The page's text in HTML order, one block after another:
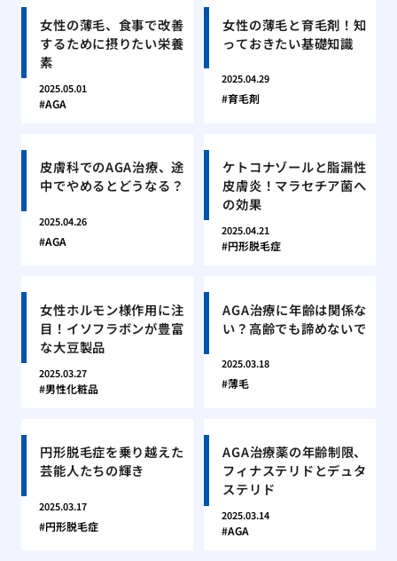
女性の薄毛、食事で改善
するために摂りたい栄養
素
2025.05.01
AGA
女性の薄毛と育毛剤！知
っておきたい基礎知識
2025.04.29
育毛剤
皮膚科でのAGA治療、途
中でやめるとどうなる？
2025.04.26
AGA
ケトコナゾールと脂漏性
皮膚炎！マラセチア菌へ
の効果
2025.04.21
円形脱毛症
女性ホルモン様作用に注
目！イソフラボンが豊富
な大豆製品
2025.03.27
男性化粧品
AGA治療に年齢は関係な
い？高齢でも諦めないで
2025.03.18
薄毛
円形脱毛症を乗り越えた
芸能人たちの輝き
2025.03.17
円形脱毛症
AGA治療薬の年齢制限、
フィナステリドとデュタ
ステリド
2025.03.14
AGA